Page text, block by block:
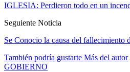
IGLESIA: Perdieron todo en un
Seguiente Noticia
Se Conocio la causa del fallecimiento
También podría gustarte Más del autor
GOBIERNO